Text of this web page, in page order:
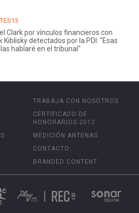
Clark por vínculos financieros con
Kiblisky detectados por la PDI: "Esas
hablaré en el tribunal"
TRABAJA CON NOSOTROS
CERTIFICADO DE
HONORARIOS 2012
MEDICIÓN ANTENAS
CONTACTO
BRANDED CONTENT